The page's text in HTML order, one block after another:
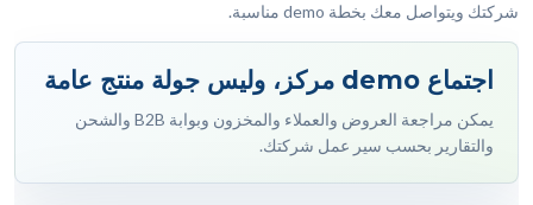
شركتك ويتواصل معك بخطة demo مناسبة.
اجتماع demo مركز، وليس جولة منتج عامة
يمكن مراجعة العروض والعملاء والمخزون وبوابة B2B والشحن
والتقارير بحسب سير عمل شركتك.